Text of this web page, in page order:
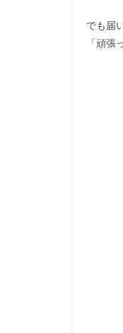
でも届
「頑張